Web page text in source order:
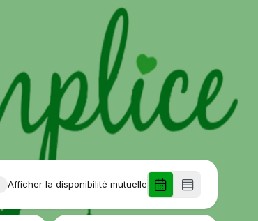
Afficher la disponibilité mutuelle